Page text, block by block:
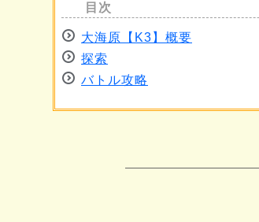
大海原【K3】概要
探索
バトル攻略